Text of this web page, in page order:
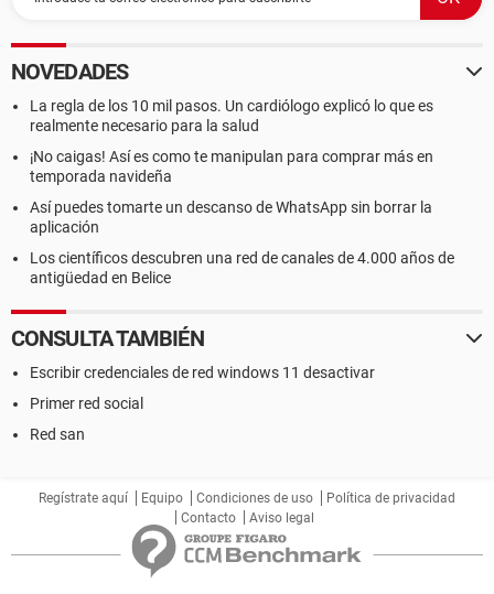
NOVEDADES
La regla de los 10 mil pasos. Un cardiólogo explicó lo que es
realmente necesario para la salud
¡No caigas! Así es como te manipulan para comprar más en
temporada navideña
Así puedes tomarte un descanso de WhatsApp sin borrar la
aplicación
Los científicos descubren una red de canales de 4.000 años de
antigüedad en Belice
CONSULTA TAMBIÉN
Escribir credenciales de red windows 11 desactivar
Primer red social
Red san
Regístrate aquí Equipo Condiciones de uso
Política de privacidad
Contacto
Aviso legal